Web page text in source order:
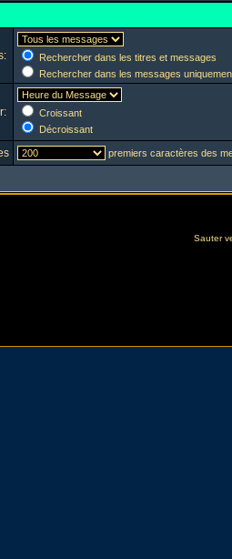
Rechercher dans les titres et messages
Rechercher dans les messages
Croissant
Décroissant
premiers caractères des
Sauter